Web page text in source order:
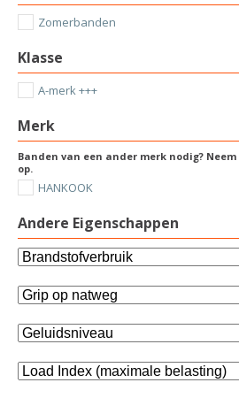
Zomerbanden
Klasse
A-merk +++
Merk
Banden van een ander merk nodig? Neem
op.
HANKOOK
Andere Eigenschappen